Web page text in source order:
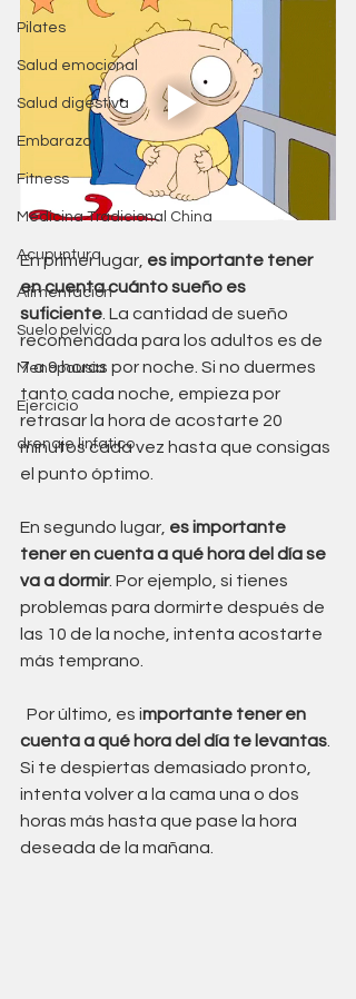
Pilates
Salud emocional
Salud digestiva
Embarazo
Fitness
Medicina Tradicional China
Acupuntura
Alimentación
Suelo pelvico
Menopausia
Ejercicio
drenaje linfatico
En primer lugar, es importante tener
en cuenta cuánto sueño es
suficiente . La cantidad de sueño
recomendada para los adultos es de
7 a 9 horas por noche. Si no duermes
tanto cada noche, empieza por
retrasar la hora de acostarte 20
minutos cada vez hasta que consigas
el punto óptimo.
En segundo lugar, es importante
tener en cuenta a qué hora del día se
va a dormir. Por ejemplo, si tienes
problemas para dormirte después de
las 10 de la noche, intenta acostarte
más temprano.
  Por último, es i
mportante tener en
cuenta a qué hora del día te levantas
Si te despiertas demasiado pronto,
intenta volver a la cama una o dos
horas más hasta que pase la hora
deseada de la mañana.